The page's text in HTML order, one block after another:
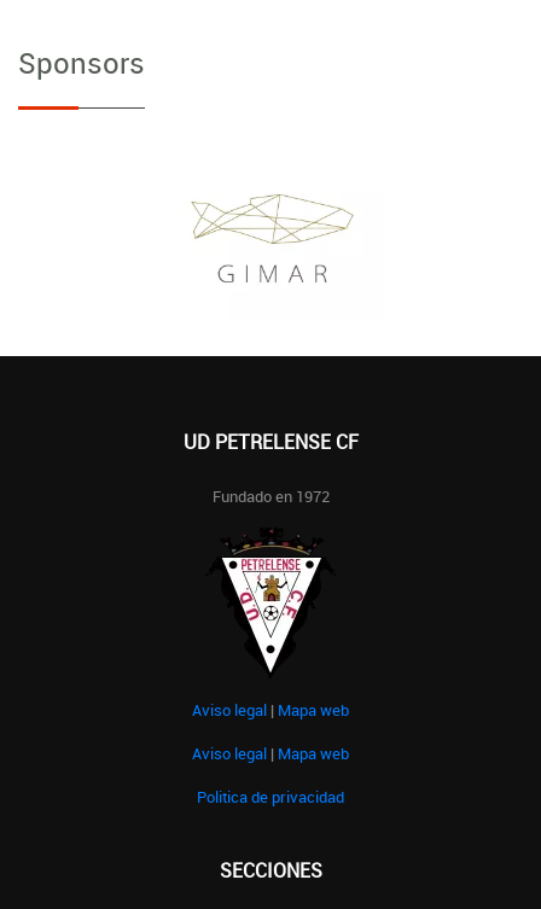
Sponsors
UD PETRELENSE CF
Fundado en 1972
Aviso legal | Mapa web
Aviso legal | Mapa web
Politica de privacidad
SECCIONES